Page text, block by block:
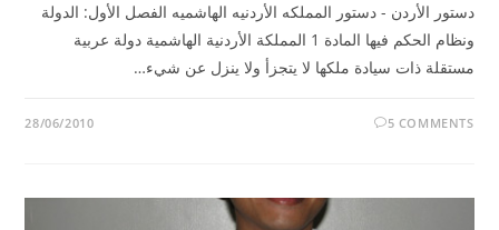
دستور الأردن - دستور المملكه الأردنيه الهاشميه الفصل الأول: الدولة
ونظام الحكم فيها المادة 1 المملكة الأردنية الهاشمية دولة عربية
مستقلة ذات سيادة ملكها لا يتجزأ ولا ينزل عن شيء…
5 COMMENTS
28/06/2010